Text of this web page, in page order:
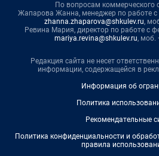
По вопросам коммерческого
Жапарова Жанна, менеджер по работе
zhanna.zhaparova@shkulev.ru,
Ревина Мария, директор по работе с
mariya.revina@shkulev.ru, моб.
Редакция сайта не несет
информации, содержащейся в
Информация об
Политика
Рекомендательные
Политика конфиденциальности и
правила